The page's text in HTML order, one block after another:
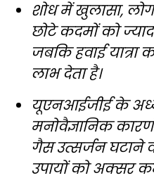
शोध में खुलासा,
छोटे कदमों को
जबकि हवाई
लाभ देता है।
यूएनआईजीई के
मनोवैज्ञानिक
गैस उत्सर्जन घटाने
उपायों को अक्सर